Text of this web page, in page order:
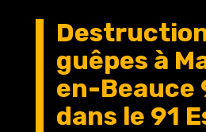
guêpes à
en-Beauce
dans le 91